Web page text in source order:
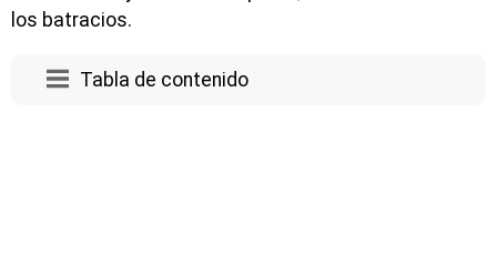
los batracios.
Tabla de contenido